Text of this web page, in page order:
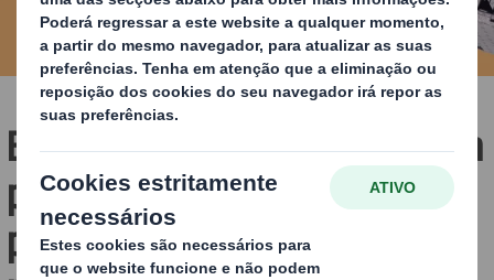
Embalagens condutoras, a
proteção de que os seus
produtos eletrónicos